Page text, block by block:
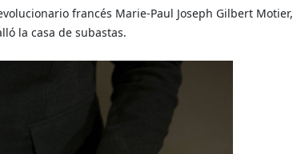
francés Marie-Paul Joseph Gilbert Motier,
la casa de subastas.